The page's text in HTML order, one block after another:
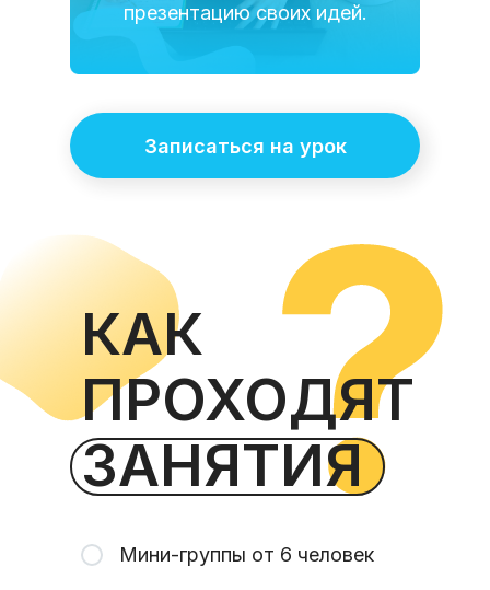
презентацию своих идей.
Записаться на урок
КАК
ПРОХОДЯТ
ЗАНЯТИЯ
Мини-группы от 6 человек